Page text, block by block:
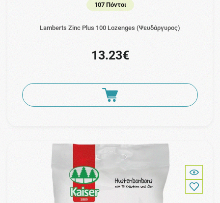
107 Πόντοι
Lamberts Zinc Plus 100 Lozenges (Ψευδάργυρος)
13.23€